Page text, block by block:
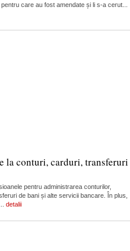
care au fost amendate și li s-a cerut...
la conturi, carduri, transferuri
pentru administrarea conturilor,
de bani și alte servicii bancare. În plus,
detalii